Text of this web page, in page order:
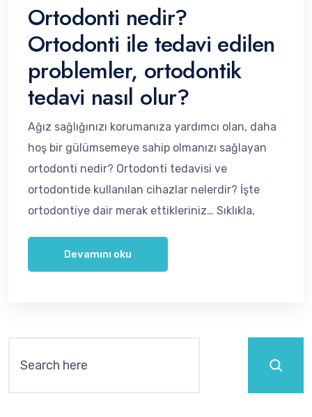
Ortodonti nedir?
Ortodonti ile tedavi edilen
problemler, ortodontik
tedavi nasıl olur?
Ağız sağlığınızı korumanıza yardımcı olan, daha
hoş bir gülümsemeye sahip olmanızı sağlayan
ortodonti nedir? Ortodonti tedavisi ve
ortodontide kullanılan cihazlar nelerdir? İşte
ortodontiye dair merak ettikleriniz… Sıklıkla,
Devamını oku